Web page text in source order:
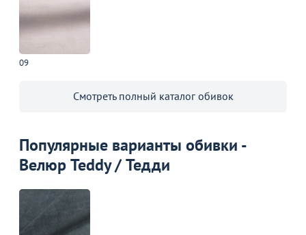
09
Смотреть полный каталог обивок
Популярные варианты обивки -
Велюр Teddy / Тедди